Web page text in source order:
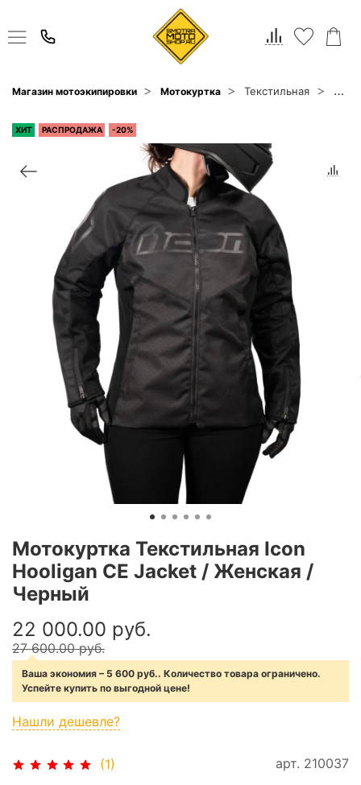
Магазин мотоэкипировки Мотокуртка Текстильная Icon
ХИТ РАСПРОДАЖА -20%
(1) арт. 210037
Мотокуртка Текстильная Icon
Hooligan CE Jacket / Женская /
Черный
22 000.00 руб.
27 600.00 руб.
Нашли дешевле?
Ваша экономия – 5 600 руб.. Количество товара ограничено.
Успейте купить по выгодной цене!